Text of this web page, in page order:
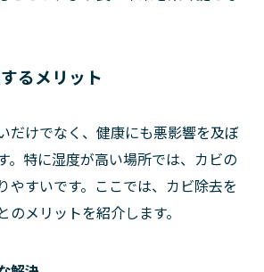
るメリット
だけでなく、健康にも悪影響を及ぼ
。特に湿度が高い場所では、カビの
やすいです。ここでは、カビ除去を
のメリットを紹介します。